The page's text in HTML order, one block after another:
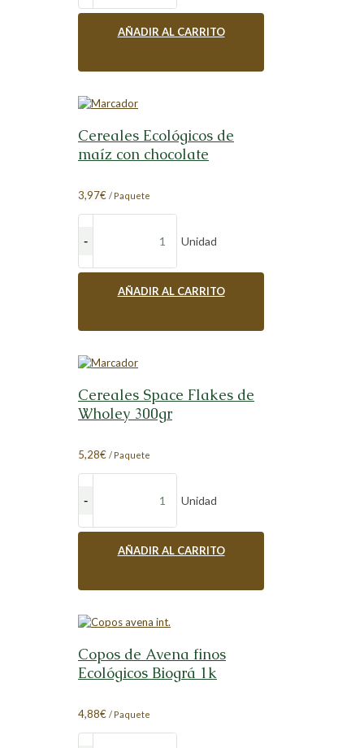
AÑADIR AL CARRITO
Cereales Ecológicos de
maíz con chocolate
3,97€ / Paquete
Unidad
AÑADIR AL CARRITO
Cereales Space Flakes de
Wholey 300gr
5,28€ / Paquete
Unidad
AÑADIR AL CARRITO
Copos de Avena finos
Ecológicos Biográ 1k
4,88€ / Paquete